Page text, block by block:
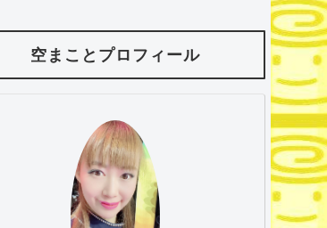
空まことプロフィール